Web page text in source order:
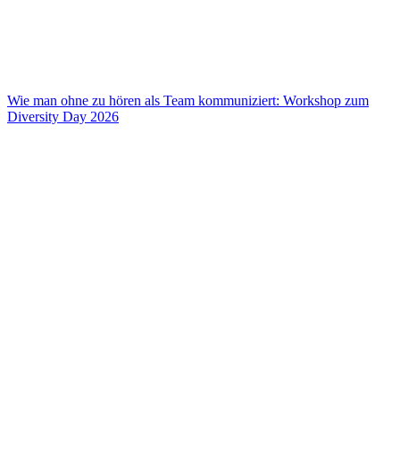
Wie man ohne zu hören als Team kommuniziert: Workshop zum
Diversity Day 2026